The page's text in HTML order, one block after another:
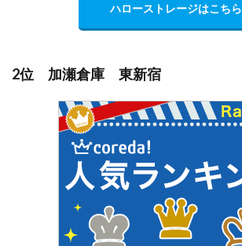
ハローストレージはこちら
2位 加瀬倉庫 東新宿